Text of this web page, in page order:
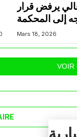
يرفض قرار
إلى المحكمة
الرياضية
Mars 18, 2026
VOIR